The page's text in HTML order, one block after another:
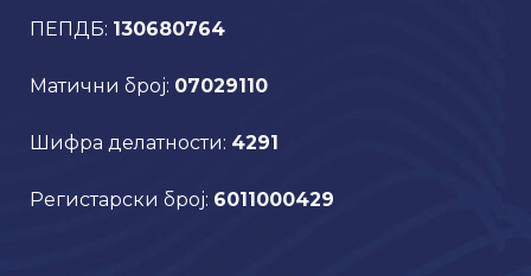
ПЕПДБ: 130680764
Матични број: 07029110
Шифра делатности: 4291
Регистарски број: 6011000429